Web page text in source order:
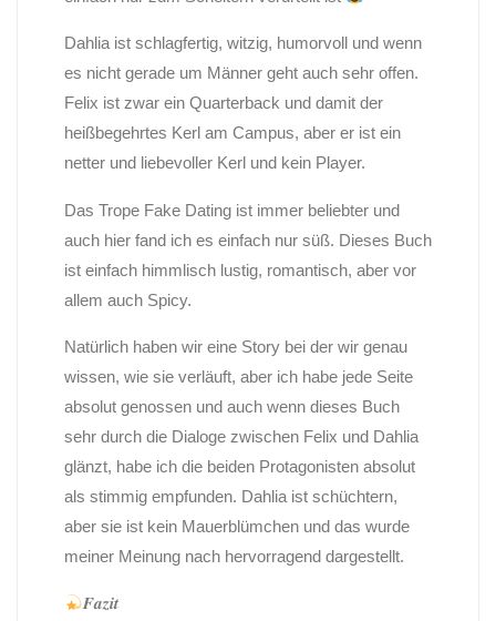
Dahlia ist schlagfertig, witzig, humorvoll und wenn
es nicht gerade um Männer geht auch sehr offen.
Felix ist zwar ein Quarterback und damit der
heißbegehrtes Kerl am Campus, aber er ist ein
netter und liebevoller Kerl und kein Player.
Das Trope Fake Dating ist immer beliebter und
auch hier fand ich es einfach nur süß. Dieses Buch
ist einfach himmlisch lustig, romantisch, aber vor
allem auch Spicy.
Natürlich haben wir eine Story bei der wir genau
wissen, wie sie verläuft, aber ich habe jede Seite
absolut genossen und auch wenn dieses Buch
sehr durch die Dialoge zwischen Felix und Dahlia
glänzt, habe ich die beiden Protagonisten absolut
als stimmig empfunden. Dahlia ist schüchtern,
aber sie ist kein Mauerblümchen und das wurde
meiner Meinung nach hervorragend dargestellt.
𝑭𝒂𝒛𝒊𝒕